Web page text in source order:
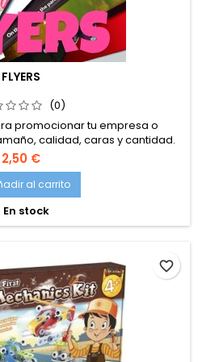
FLYERS
(0)
promocionar tu empresa o
calidad, caras y cantidad.
2,50 €
al carrito
En stock
favorite_border